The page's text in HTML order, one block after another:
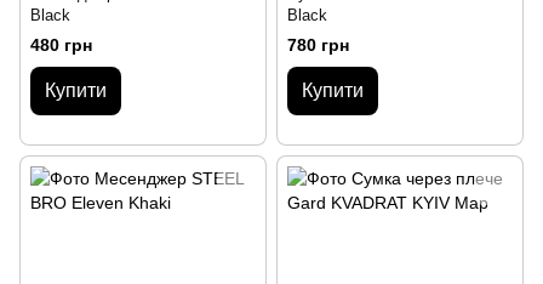
Black
480 грн
Купити
Black
780 грн
Купити